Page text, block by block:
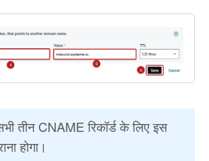
तीन CNAME रिकॉर्ड के लिए इस
होगा।